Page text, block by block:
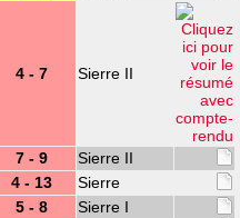
4 - 7 Sierre II
7 - 9
Sierre II
4 - 13
Sierre
5 - 8
Sierre I